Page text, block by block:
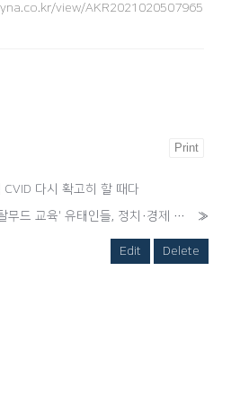
view/AKR2021020507965
Print
다시 확고히 할 때다
글로벌 에세이·최성주> '탈무드 교육' 유태인들, 정치·경제 등 전세계 석권
»
Edit Delete